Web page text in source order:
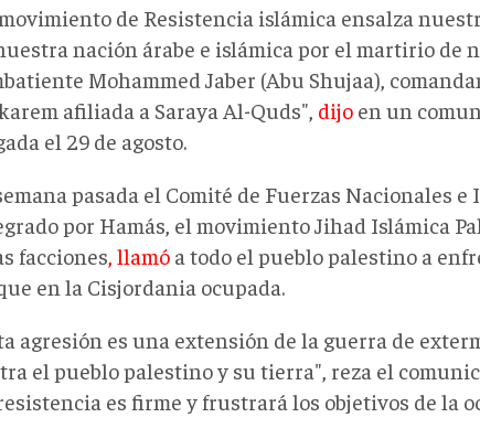
de Resistencia islámica ensalza
nación árabe e islámica por el martirio de
Mohammed Jaber (Abu Shujaa),
afiliada a Saraya Al-Quds", dijo en un
el 29 de agosto.
pasada el Comité de Fuerzas Nacionales e
por Hamás, el movimiento Jihad Islámica
facciones, llamó a todo el pueblo palestino a
en la Cisjordania ocupada.
agresión es una extensión de la guerra de
el pueblo palestino y su tierra", reza el
es firme y frustrará los objetivos de la